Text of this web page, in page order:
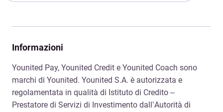
Informazioni
Younited Pay, Younited Credit e Younited Coach sono
marchi di Younited. Younited S.A. è autorizzata e
regolamentata in qualità di Istituto di Credito –
Prestatore di Servizi di Investimento dall’Autorità di